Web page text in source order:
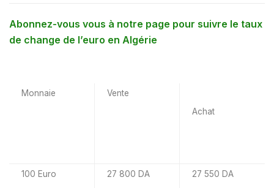
Abonnez-vous vous à notre page pour suivre le taux
de change de l’euro en Algérie
Monnaie
Vente
Achat
100 Euro 27 800 DA 27 550 DA